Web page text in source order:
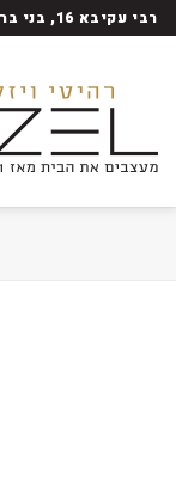
Skip
to
רבי עקיבא 16, בני ברק | טלפון: 03-579-8373